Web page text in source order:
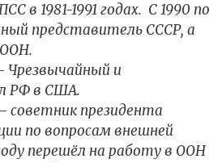
в 1981-1991 годах. С 1990 по
представитель СССР, а
Чрезвычайный и
РФ в США.
советник президента
по вопросам внешней
перешёл на работу в ООН